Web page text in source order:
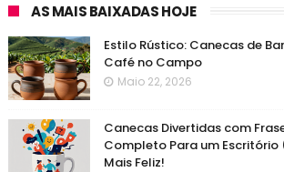
AS MAIS BAIXADAS HOJE
Estilo Rústico: Canecas de
Café no Campo
Maio 22, 2026
Canecas Divertidas com
Completo Para um Escritório
Mais Feliz!